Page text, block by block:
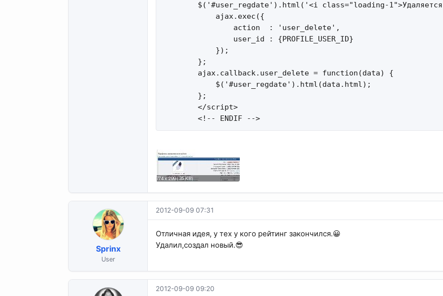
$('#user_regdate').html('<i class="loading-
            ajax.exec({
                action  : 'user_delete',
                user_id : {PROFILE_USER_ID}
            });
        };
        ajax.callback.user_delete = function(data) {
            $('#user_regdate').html(data.html);
        };
        </script>
        <!-- ENDIF -->
Sprinx
User
2012-09-09 07:31
Отличная идея, у тех у кого рейтинг закончился.😀
Удалил,создал новый.😎
2012-09-09 09:20